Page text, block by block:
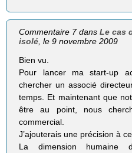
Commentaire 7 dansLe cas
isolé , le 9 novembre 2009
Bien vu.
Pour lancer ma start-up
chercher un associé
temps. Et maintenant que
être au point, nous
commercial.
J’ajouterais une précision à
La dimension humaine